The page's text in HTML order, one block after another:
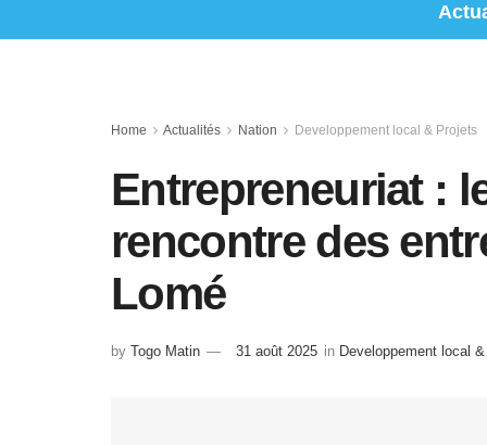
Home Actualités Nation Developpement local & Projets
Entrepreneuriat :
rencontre des
Lomé
by Togo Matin 31 août 2025 in Developpement local